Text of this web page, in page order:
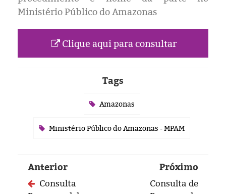
Eleições 2024
Pesquisas
Livros
Ministério Público do Amazonas
Clique aqui para consultar
Tags
Amazonas
Ministério Público do Amazonas - MPAM
Anterior
Consulta
Próximo
Consulta de